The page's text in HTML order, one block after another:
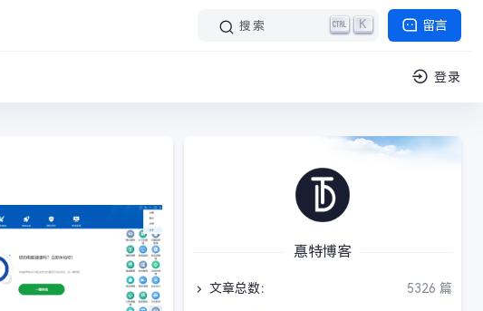
留言
搜索 K
登录
惪特博客
文章总数： 5326 篇